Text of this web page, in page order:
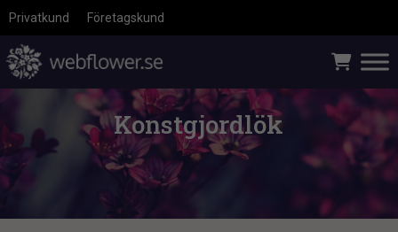
Privatkund Företagskund
Konstgjordlök